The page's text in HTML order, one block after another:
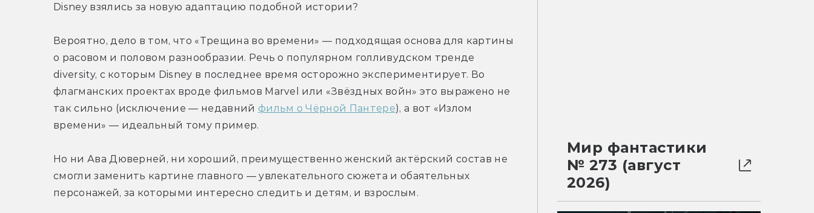
Disney взялись за новую адаптацию подобной истории?
Вероятно, дело в том, что «Трещина во времени» — подходящая основа для картины
о расовом и половом разнообразии. Речь о популярном голливудском тренде
diversity, с которым Disney в последнее время осторожно экспериментирует. Во
флагманских проектах вроде фильмов Marvel или «Звёздных войн» это выражено не
так сильно (исключение — недавний фильм о Чёрной Пантере), а вот «Излом
времени» — идеальный тому пример.
Но ни Ава Дюверней, ни хороший, преимущественно женский актёрский состав не
смогли заменить картине главного — увлекательного сюжета и обаятельных
персонажей, за которыми интересно следить и детям, и взрослым.
Мир фантастики
№ 273 (август
2026)